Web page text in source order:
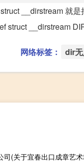
__dirstream 就
struct __dirstream
网络标签： dir